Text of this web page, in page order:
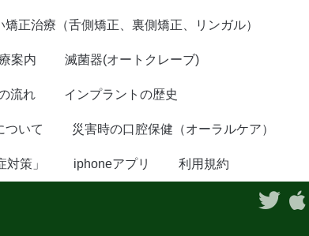
矯正治療（舌側矯正、裏側矯正、リンガル）
案内 滅菌器(オートクレーブ)
流れ インプラントの歴史
ついて 災害時の口腔保健（オーラルケア）
策」 iphoneアプリ
利用規約